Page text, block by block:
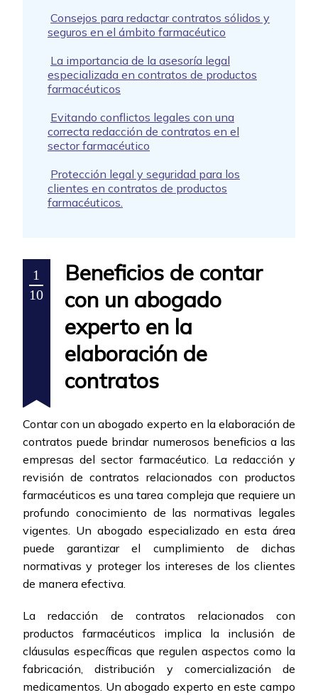
Consejos para redactar contratos sólidos y
seguros en el ámbito farmacéutico
La importancia de la asesoría legal
especializada en contratos de productos
farmacéuticos
Evitando conflictos legales con una
correcta redacción de contratos en el
sector farmacéutico
Protección legal y seguridad para los
clientes en contratos de productos
farmacéuticos.
1
10
Beneficios de contar
con un abogado
experto en la
elaboración de
contratos
Contar con un abogado experto en la elaboración de
contratos puede brindar numerosos beneficios a las
empresas del sector farmacéutico. La redacción y
revisión de contratos relacionados con productos
farmacéuticos es una tarea compleja que requiere un
profundo conocimiento de las normativas legales
vigentes. Un abogado especializado en esta área
puede garantizar el cumplimiento de dichas
normativas y proteger los intereses de los clientes
de manera efectiva.
La redacción de contratos relacionados con
productos farmacéuticos implica la inclusión de
cláusulas específicas que regulen aspectos como la
fabricación, distribución y comercialización de
medicamentos. Un abogado experto en este campo